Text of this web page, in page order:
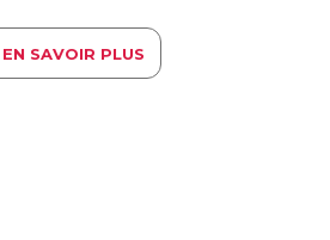
EN SAVOIR PLUS